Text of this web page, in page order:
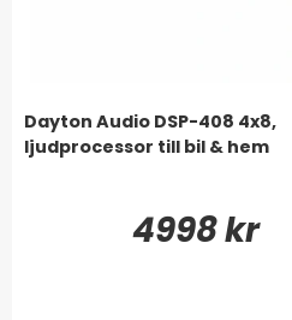
Dayton Audio DSP-408 4x8,
ljudprocessor till bil & hem
4998 kr